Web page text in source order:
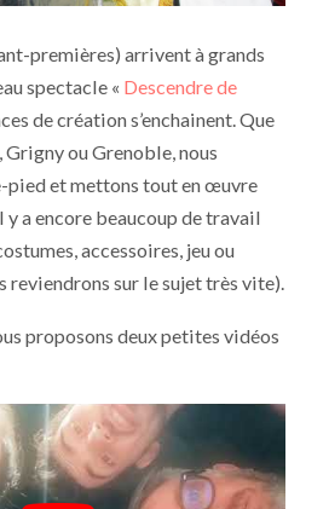
premières) arrivent à grands
spectacle « Descendre de
de création s’enchainent. Que
ou Grenoble, nous
pied et mettons tout en œuvre
y a encore beaucoup de travail
accessoires, jeu ou
reviendrons sur le sujet très vite).
proposons deux petites vidéos